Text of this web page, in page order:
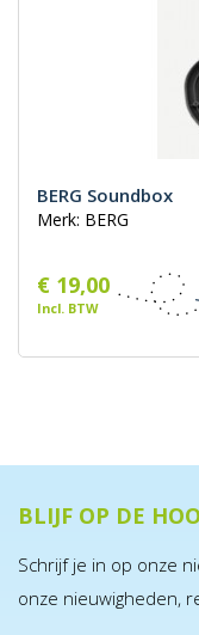
BERG Soundbox
Merk: BERG
€ 19,00
Incl. BTW
BLIJF OP DE
Schrijf je in op onze
onze nieuwigheden,